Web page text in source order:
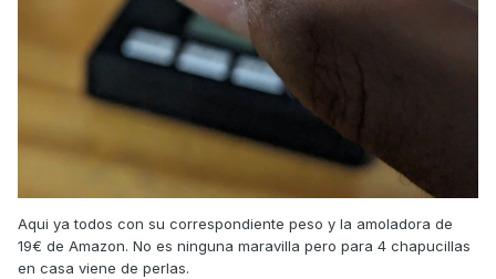
Aqui ya todos con su correspondiente peso y la amoladora de
19€ de Amazon. No es ninguna maravilla pero para 4 chapucillas
en casa viene de perlas.